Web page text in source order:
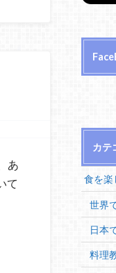
あ
て
カテ
食を楽
世界
日本
料理